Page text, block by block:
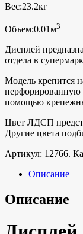
Вес:23.2кг
Объем:0.01м3
Дисплей
отдела в
Модель крепится
помощью
Цвет ЛДСП
Другие цвета
Артикул: 12766.
Описание
Описание